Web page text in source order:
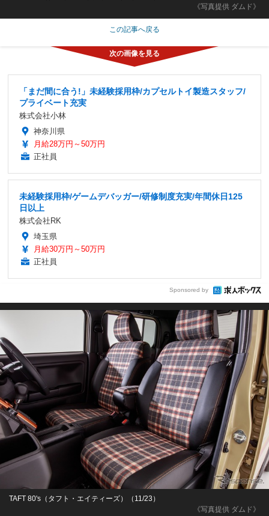
《写真提供 ダムド》
この記事へ戻る
「まだ間に合う!」未経験採用枠/カプセルトイ製造スタッフ/
プライベート充実
株式会社小林
神奈川県
月給28万円～50万円
正社員
未経験採用枠/ゲームデバッガー/研修制度充実/年間休日125
日以上
株式会社RK
埼玉県
月給30万円～50万円
正社員
Sponsored by
《写真提供 ダムド》
TAFT 80's（タフト・エイティーズ）（11/23）